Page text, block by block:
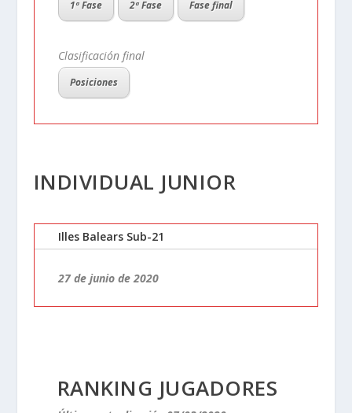
1ª Fase 2ª Fase Fase final
Clasificación final
Posiciones
INDIVIDUAL JUNIOR
Illes Balears Sub-21
27 de junio de 2020
RANKING JUGADORES